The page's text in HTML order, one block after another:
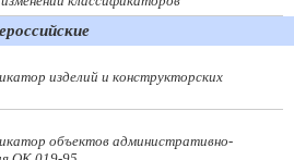
изделий и конструкторских
объектов административно-